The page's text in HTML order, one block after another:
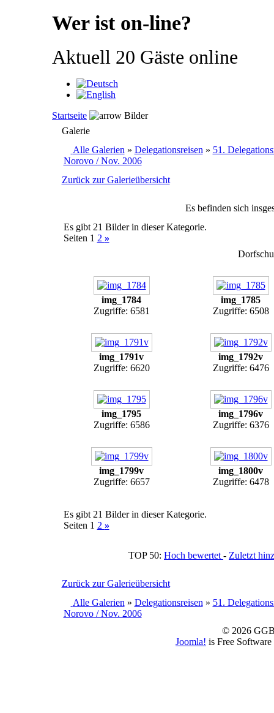
Wer ist on-line?
Aktuell 20 Gäste online
Startseite
Bilder
Galerie
Alle Galerien » Delegationsreisen » 51.
Norovo / Nov. 2006
Zurück zur Galerieübersicht
Es befinden sich
Es gibt 21 Bilder in dieser Kategorie.
Seiten 1 2 »
img_1784
Zugriffe: 6581
img_1785
Zugriffe: 6508
img_1791v
Zugriffe: 6620
img_1792v
Zugriffe: 6476
img_1795
Zugriffe: 6586
img_1796v
Zugriffe: 6376
img_1799v
Zugriffe: 6657
img_1800v
Zugriffe: 6478
Es gibt 21 Bilder in dieser Kategorie.
Seiten 1 2 »
TOP 50: Hoch bewertet - Zuletzt
Zurück zur Galerieübersicht
Alle Galerien » Delegationsreisen » 51.
Norovo / Nov. 2006
© 2026
Joomla! is Free